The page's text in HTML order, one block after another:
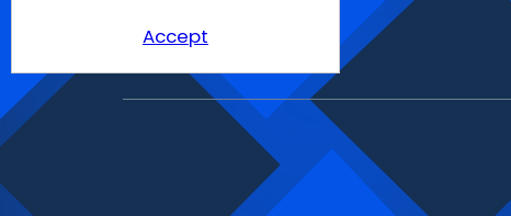
Accept